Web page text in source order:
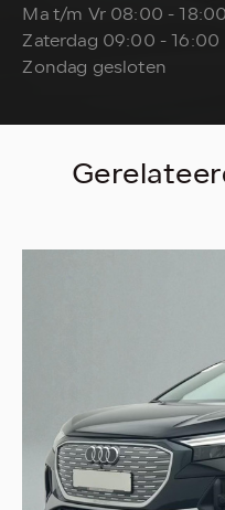
Ma t/m Vr 08:00 - 18:00
Zaterdag 09:00 - 16:00
Zondag gesloten